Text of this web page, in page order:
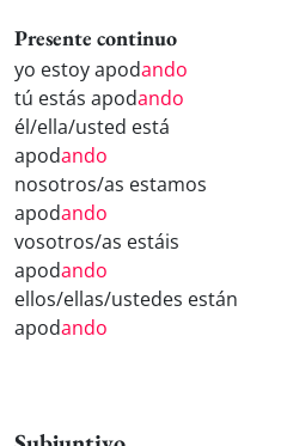
Presente continuo
yo estoy apodando
tú estás apodando
él/ella/usted está
apodando
nosotros/as estamos
apodando
vosotros/as estáis
apodando
ellos/ellas/ustedes están
apodando